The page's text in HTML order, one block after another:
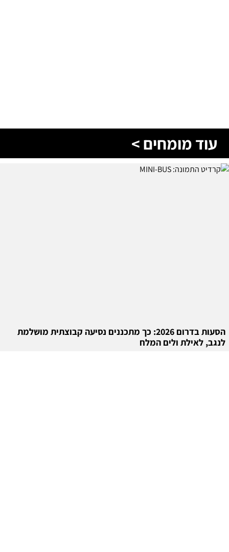
עוד מומחים >
הסעות בדרום 2026: כך מתכננים נסיעה קבוצתית מושלמת
לנגב, לאילת ולים המלח